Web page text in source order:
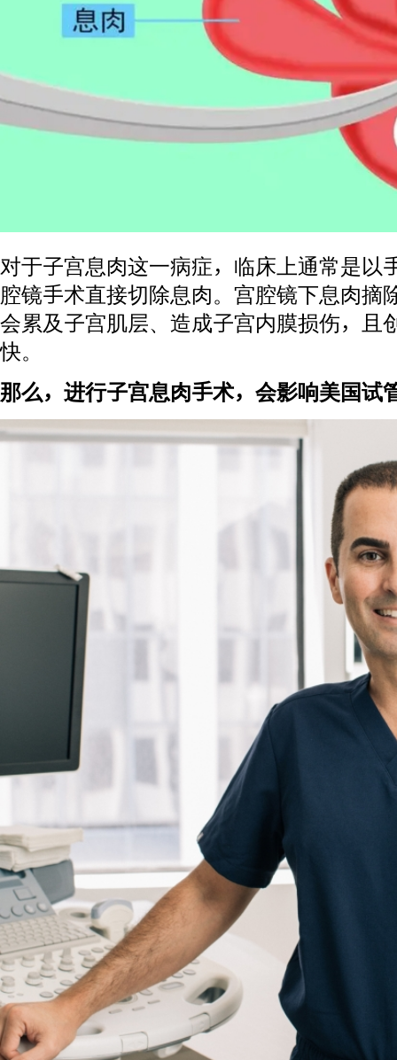
对于子宫息肉这一病症，临床上通常是以
腔镜手术直接切除息肉。宫腔镜下息肉摘
会累及子宫肌层、造成子宫内膜损伤，且
快。
那么，进行子宫息肉手术，会影响美国试